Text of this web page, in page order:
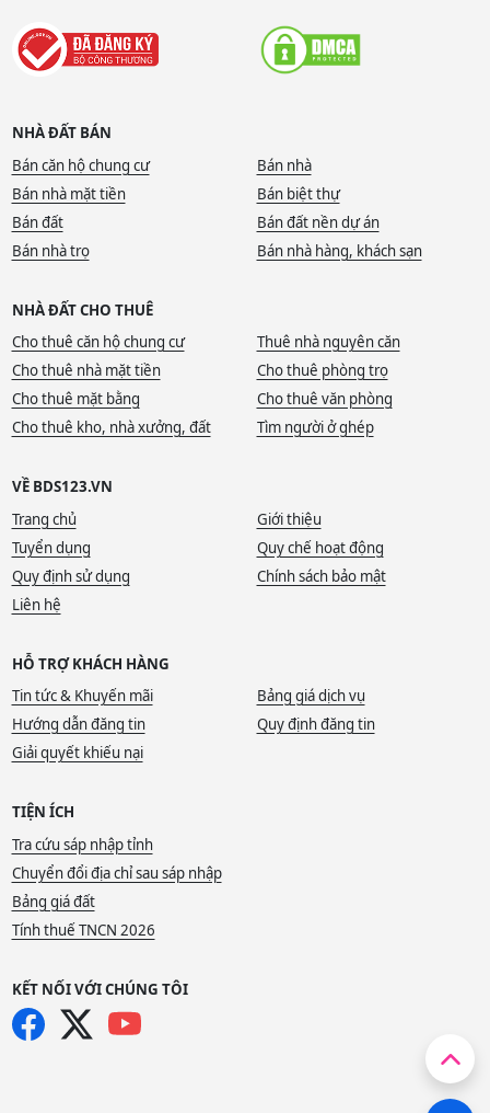
NHÀ ĐẤT BÁN
Bán căn hộ chung cư
Bán nhà
Bán nhà mặt tiền
Bán biệt thự
Bán đất
Bán đất nền dự án
Bán nhà trọ
Bán nhà hàng, khách sạn
NHÀ ĐẤT CHO THUÊ
Cho thuê căn hộ chung cư
Thuê nhà nguyên căn
Cho thuê nhà mặt tiền
Cho thuê phòng trọ
Cho thuê mặt bằng
Cho thuê văn phòng
Cho thuê kho, nhà xưởng, đất
Tìm người ở ghép
VỀ BDS123.VN
Trang chủ
Giới thiệu
Tuyển dụng
Quy chế hoạt động
Quy định sử dụng
Chính sách bảo mật
Liên hệ
HỖ TRỢ KHÁCH HÀNG
Tin tức & Khuyến mãi
Bảng giá dịch vụ
Hướng dẫn đăng tin
Quy định đăng tin
Giải quyết khiếu nại
TIỆN ÍCH
Tra cứu sáp nhập tỉnh
Chuyển đổi địa chỉ sau sáp nhập
Bảng giá đất
Tính thuế TNCN 2026
KẾT NỐI VỚI CHÚNG TÔI